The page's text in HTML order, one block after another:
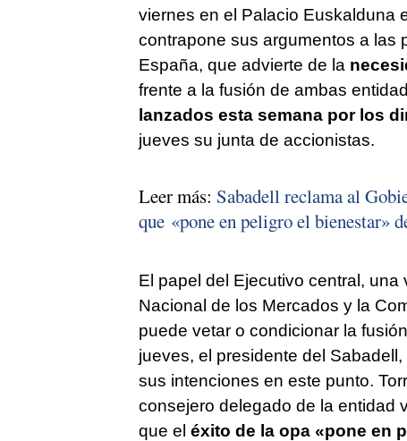
viernes en el Palacio Euskalduna
contrapone sus argumentos a las
España, que advierte de la
frente a la fusión de ambas
lanzados esta semana por los
jueves su junta de accionistas.
Leer más: Sabadell reclama al
que «pone en peligro el bienestar»
El papel del Ejecutivo central,
Nacional de los Mercados y la
puede vetar o condicionar la
jueves, el presidente del
sus intenciones en este punto.
consejero delegado de la entidad
que el éxito de la opa «pone en